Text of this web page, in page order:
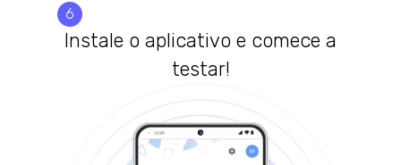
6
Instale o aplicativo e comece a
testar!